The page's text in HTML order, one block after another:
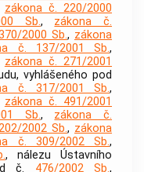
zákona č. 220/2000
Sb., zákona č.
2000 Sb., zákona
č. 137/2001 Sb.,
zákona č. 271/2001
vyhlášeného pod
č. 317/2001 Sb.,
zákona č. 491/2001
Sb., zákona č.
2002 Sb., zákona
č. 309/2002 Sb.,
, nálezu Ústavního
č. 476/2002 Sb.,